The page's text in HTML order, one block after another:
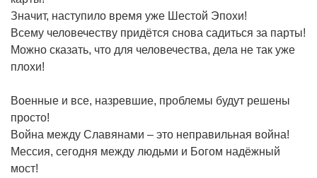
Значит, наступило время уже Шестой Эпохи!
Всему человечеству придётся снова садиться за парты!
Можно сказать, что для человечества, дела не так уже
плохи!
Военные и все, назревшие, проблемы будут решены
просто!
Война между Славянами – это неправильная война!
Мессия, сегодня между людьми и Богом надёжный
мост!